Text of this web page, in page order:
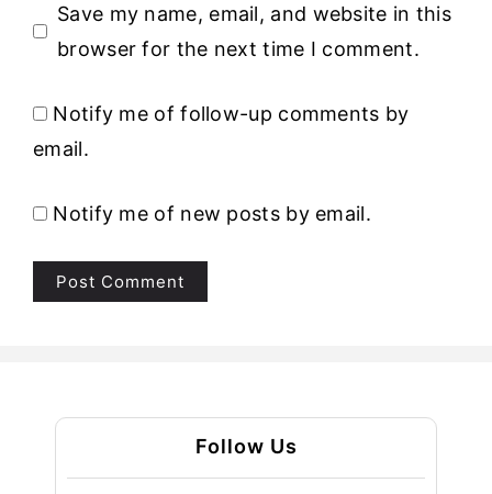
Save my name, email, and website in this
browser for the next time I comment.
Notify me of follow-up comments by
email.
Notify me of new posts by email.
Follow Us